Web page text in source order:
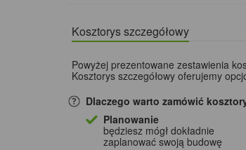
Kosztorys szczegółowy
Powyżej prezentowane zestawienia
Kosztorys szczegółowy oferujemy
Dlaczego warto zamówić
Planowanie
będziesz mógł dokładnie
zaplanować swoją budowę